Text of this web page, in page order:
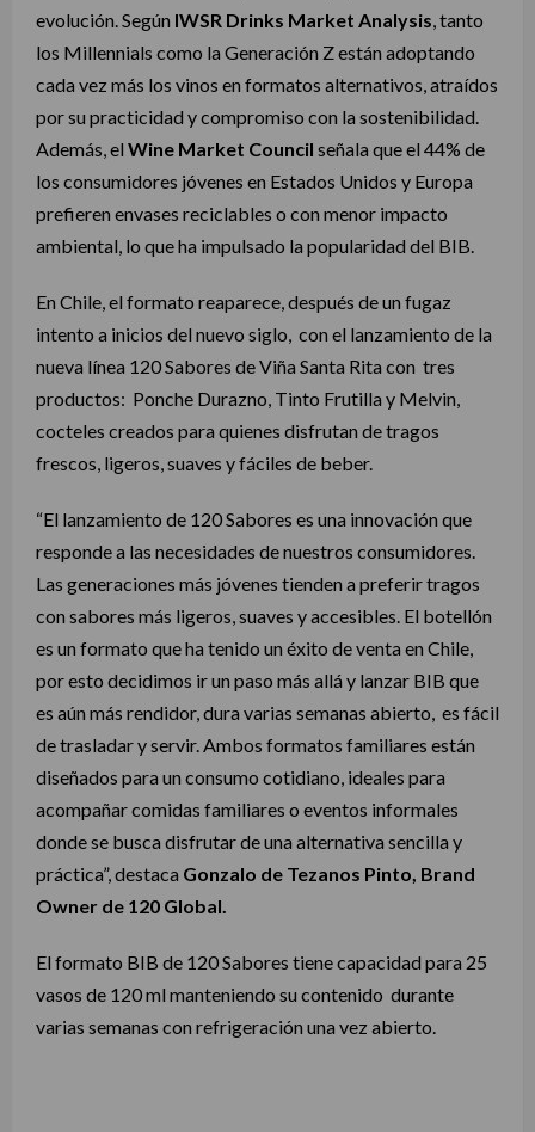
evolución. Según IWSR Drinks Market Analysis , tanto
los Millennials como la Generación Z están adoptando
cada vez más los vinos en formatos alternativos, atraídos
por su practicidad y compromiso con la sostenibilidad.
Además, el Wine Market Council señala que el 44% de
los consumidores jóvenes en Estados Unidos y Europa
prefieren envases reciclables o con menor impacto
ambiental, lo que ha impulsado la popularidad del BIB.
En Chile, el formato reaparece, después de un fugaz
intento a inicios del nuevo siglo, con el lanzamiento de la
nueva línea 120 Sabores de Viña Santa Rita con tres
productos: Ponche Durazno, Tinto Frutilla y Melvin,
cocteles creados para quienes disfrutan de tragos
frescos, ligeros, suaves y fáciles de beber.
“El lanzamiento de 120 Sabores es una innovación que
responde a las necesidades de nuestros consumidores.
Las generaciones más jóvenes tienden a preferir tragos
con sabores más ligeros, suaves y accesibles. El botellón
es un formato que ha tenido un éxito de venta en Chile,
por esto decidimos ir un paso más allá y lanzar BIB que
es aún más rendidor, dura varias semanas abierto, es fácil
de trasladar y servir. Ambos formatos familiares están
diseñados para un consumo cotidiano, ideales para
acompañar comidas familiares o eventos informales
donde se busca disfrutar de una alternativa sencilla y
práctica”, destaca Gonzalo de Tezanos Pinto, Brand
Owner de 120 Global.
El formato BIB de 120 Sabores tiene capacidad para 25
vasos de 120 ml manteniendo su contenido durante
varias semanas con refrigeración una vez abierto.